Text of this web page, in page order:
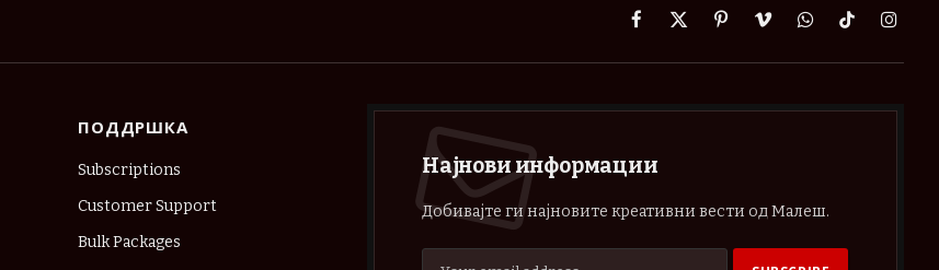
Facebook
X
PinterestVimeoWhatsApp
TikTok
ПОДДРШКА
Subscriptions
Customer Support
Bulk Packages
Најнови информации
Добивајте ги најновите креативни вести од Малеш.